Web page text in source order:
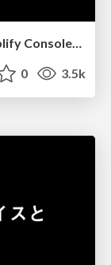
コーポレートサイトを静的化してAmplify Consoleにデプロイする
0 3.5k